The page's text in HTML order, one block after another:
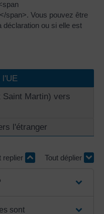
span>. Vous pouvez être
déclaration ou si elle est
l'UE
Saint Martin) vers
l'étranger
replier Tout déplier
sont